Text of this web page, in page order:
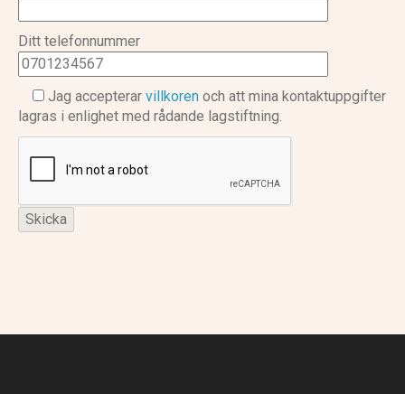
Ditt telefonnummer
Jag accepterar villkoren och att mina kontaktuppgifter
lagras i enlighet med rådande lagstiftning.